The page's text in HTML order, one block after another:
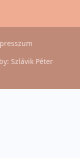
Szlávik Péter